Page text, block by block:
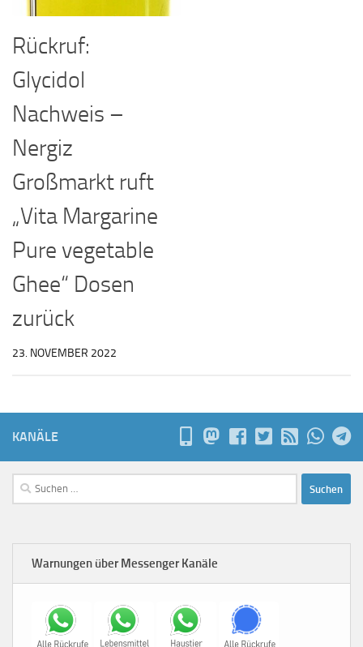
Rückruf:
Glycidol
Nachweis –
Nergiz
Großmarkt ruft
„Vita Margarine
Pure vegetable
Ghee“ Dosen
zurück
23. NOVEMBER 2022
KANÄLE
Suchen
nach:
Warnungen über Messenger Kanäle